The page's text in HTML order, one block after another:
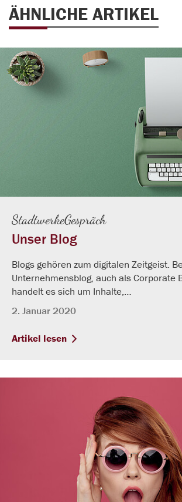
ÄHNLICHE ARTIKEL
Unser Blog
StadtwerkeGespräch
Blogs gehören zum digitalen Zeitgeist.
Unternehmensblog, auch als Corporate
handelt es sich um Inhalte,…
2. Januar 2020
Artikel lesen